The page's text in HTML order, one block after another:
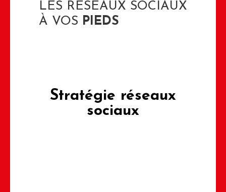
LES RÉSEAUX SOCIAUX
À VOS PIEDS
Stratégie réseaux
sociaux